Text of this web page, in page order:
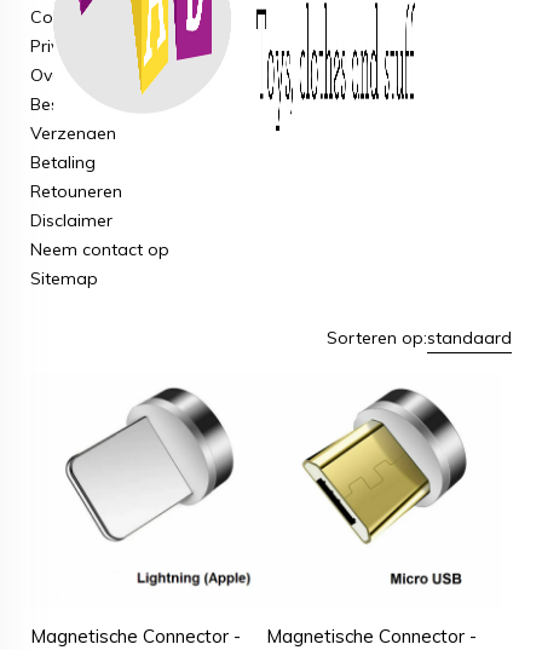
Cookieverklaring
Privacy & Cookies
Over ons
Bestellen
Verzenden
Betaling
Retouneren
Disclaimer
Neem contact op
Sitemap
Sorteren op:standaard
Magnetische Connector -
Magnetische Connector -